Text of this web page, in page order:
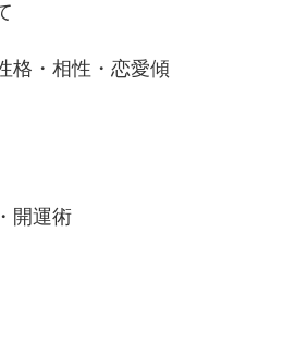
格・相性・恋愛傾
開運術